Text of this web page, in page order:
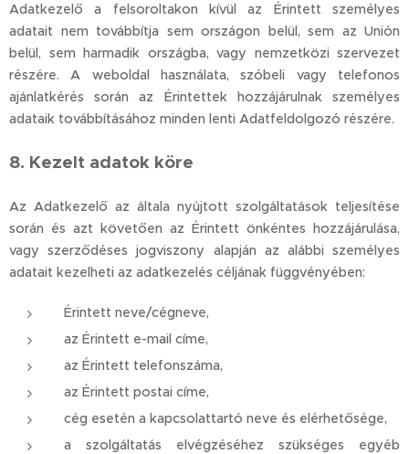
Adatkezelő a felsoroltakon kívül az Érintett személyes
adatait nem továbbítja sem országon belül, sem az Unión
belül, sem harmadik országba, vagy nemzetközi szervezet
részére. A weboldal használata, szóbeli vagy telefonos
ajánlatkérés során az Érintettek hozzájárulnak személyes
adataik továbbításához minden lenti Adatfeldolgozó részére.
8. Kezelt adatok köre
Az Adatkezelő az általa nyújtott szolgáltatások teljesítése
során és azt követően az Érintett önkéntes hozzájárulása,
vagy szerződéses jogviszony alapján az alábbi személyes
adatait kezelheti az adatkezelés céljának függvényében:
Érintett neve/cégneve,
az Érintett e-mail címe,
az Érintett telefonszáma,
az Érintett postai címe,
cég esetén a kapcsolattartó neve és elérhetősége,
a szolgáltatás elvégzéséhez szükséges egyéb